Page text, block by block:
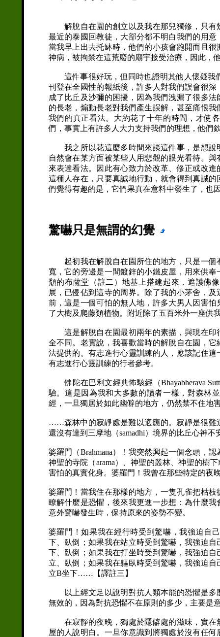
解脫自在園的創立以及我在那兒獨修，只有
最近的泰國回教徒，大部分都不明白我們的用
當我早上出去托缽時，他們的小孩會跑開而且
神病，被拘禁在這荒廢的廟宇接受治療，因此，
這件事很好玩，但同時也證明其他人懷疑我們
刊登在全國性的報紙後，許多人對我們誤會很
成了比丘及沙彌的困擾，因為我們洩漏了很多
的長老，煽動長老對我們產生誤解，甚至痛恨
我們的真正看法。大約花了十年的時間，才使
們，事實上有許多人大力支持我們的理想，他們
我之所以花這麼多時間來談這件事，是想說
自然會在某方面被某些人用悲觀的眼光看待。
來表達看法。因此有心致力於改革、修正或改
這種人存在，只要真誠地行動，就會得到真誠
們覺得有趣的是，它們果真在意料中發生了，也
驚嚇只是無謂的幻覺
起初我在解脫自在園所住的地方，只是一個
寬，它的旁邊是一間鍍鋅的小鐵皮屋，用來供
頹的布薩堂（註二）地基上搭建起來，遮護佛
展，已侵佔到這寺的周界。除了我的小茅舍，
前，這是一個可怕的無人地，許多大男人因害
了大樹及爬藤類植物。附近除了五百米外一座供
這是解脫自在園最初兩年的素描，與現在印
全不同。老實說，我喜歡當時的解脫自在園，
法提供的。有志進行心靈訓練的人，應該記住
有志進行心靈訓練的行者參考。
佛陀在巴利文經典怖駭經（Bhayabherava
驗。這是因為我和大多數的讀者一樣，對森林
經，一旦獨居於如此幽僻的地方，仍然禁不住地
……森林中的寂靜處是難以適應的。寂靜是很難
還沒有達到三摩地（samadhi）境界的比丘心神
婆羅門（Brahmana）！我突然興起一個念頭，
神聖的寺院（arama）、神聖的叢林、神聖的樹
害怕的真實化身。婆羅門！我曾在那些特定的夜
婆羅門！當我住在那樣的地方，一隻孔雀把枯
瞭解什麼是恐懼，後來我更進一步想：為什麼
意外驚嚇發生時，保持原來的姿勢不變。
婆羅門！如果我在經行時受到驚嚇，我強迫自
下、臥倒；如果我在站立時受到驚嚇，我強迫
下、臥倒；如果我在打坐時受到驚嚇，我強迫
立、臥倒；如果我在軀臥時受到驚嚇，我強迫
立B坐下……【譯註三】
以上經文足以說明對抗人類本能的恐懼是多
無效的，因為對抗恐懼不在原則的多少，主要是
在寂靜的夜晚，獨處於隱僻處的滋味，實在
屋的人說明白。一旦你意識到將獨處於沒有任